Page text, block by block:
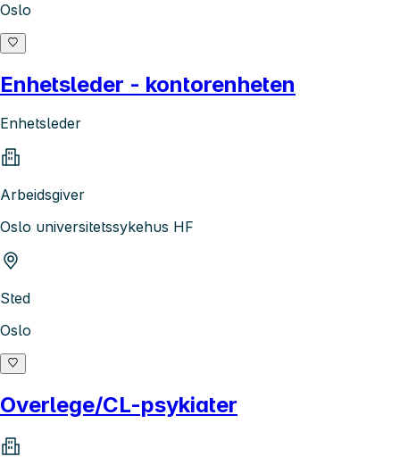
Oslo
Enhetsleder - kontorenheten
Enhetsleder
Arbeidsgiver
Oslo universitetssykehus HF
Sted
Oslo
Overlege/CL-psykiater